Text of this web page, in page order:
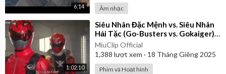
6:14 Âm nhạc
1:02:10
⁣Siêu Nhân Đặc Mệnh vs. Siêu Nhân
Hải Tặc (Go-Busters vs. Gokaiger) |
Vietsub
MiuClip Official
1,388 lượt xem · 18 Tháng Giêng 2025
Phim và Hoạt hình